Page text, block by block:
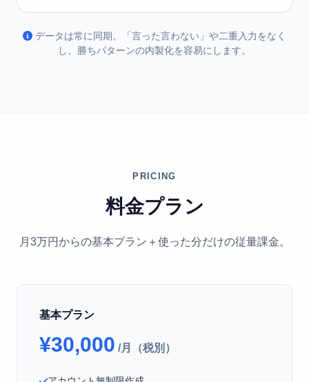
データは常に同期。「言った言わない」や二重入力をなく
し、勝ちパターンの内製化を容易にします。
PRICING
料金プラン
月3万円からの基本プラン＋使った分だけの従量課金。
基本プラン
¥30,000 /月（税別）